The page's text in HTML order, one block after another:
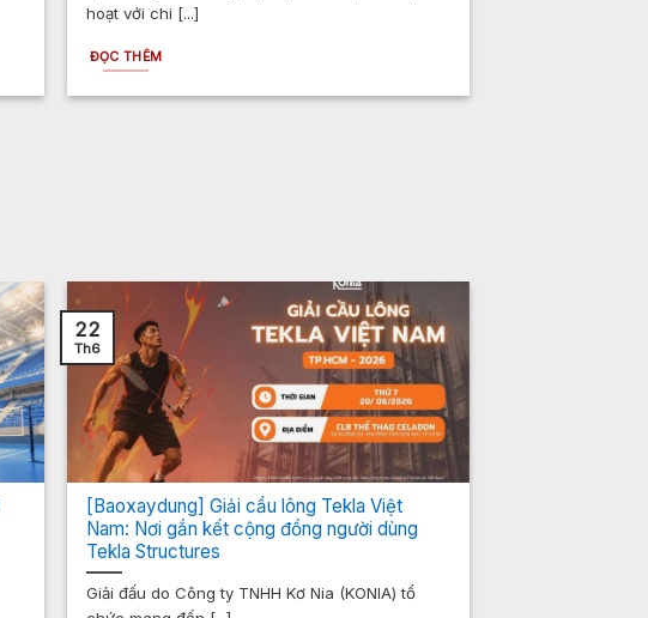
hoạt với chi [...]
ĐỌC THÊM
[Baoxaydung] Giải cầu lông Tekla Việt
Nam: Nơi gắn kết cộng đồng người dùng
Tekla Structures
Giải đấu do Công ty TNHH Kơ Nia (KONIA) tổ
22
Th6